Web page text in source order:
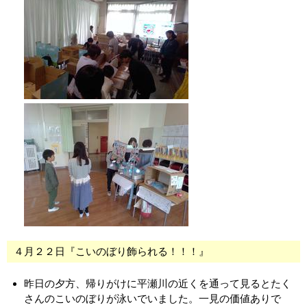
４月２２日『こいのぼり飾られる！！！』
昨日の夕方、帰りがけに平瀬川の近くを通って見るとたく
さんのこいのぼりが泳いでいました。一見の価値ありで